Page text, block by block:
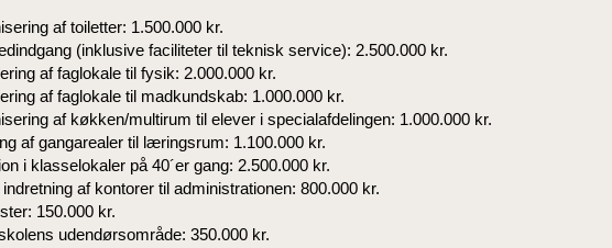
af toiletter: 1.500.000 kr.
(inklusive faciliteter til teknisk service): 2.500.000 kr.
af faglokale til fysik: 2.000.000 kr.
af faglokale til madkundskab: 1.000.000 kr.
af køkken/multirum til elever i specialafdelingen: 1.000.000 kr.
af gangarealer til læringsrum: 1.100.000 kr.
i klasselokaler på 40´er gang: 2.500.000 kr.
af kontorer til administrationen: 800.000 kr.
150.000 kr.
udendørsområde: 350.000 kr.